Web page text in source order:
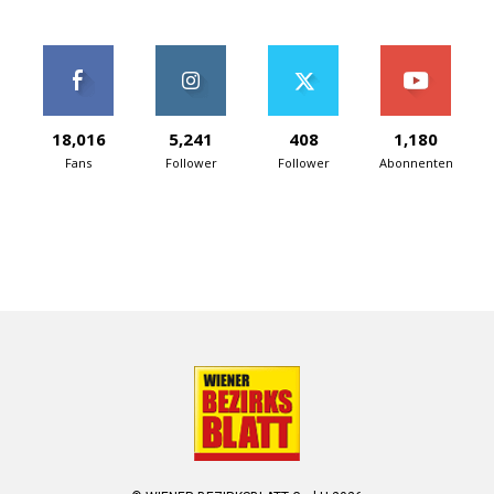
18,016
Fans
5,241
Follower
408
Follower
1,180
Abonnenten